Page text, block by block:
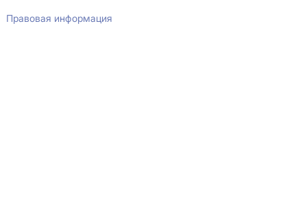
Правовая информация